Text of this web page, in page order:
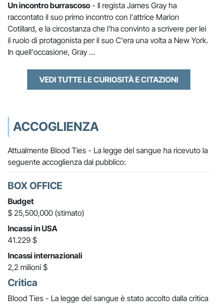
Un incontro burrascoso - Il regista James Gray ha
raccontato il suo primo incontro con l'attrice Marion
Cotillard, e la circostanza che l'ha convinto a scrivere per lei
il ruolo di protagonista per il suo C'era una volta a New York.
In quell'occasione, Gray …
VEDI TUTTE LE CURIOSITÀ E CITAZIONI
ACCOGLIENZA
Attualmente Blood Ties - La legge del sangue ha ricevuto la
seguente accoglienza dal pubblico:
BOX OFFICE
Budget
$ 25,500,000 (stimato)
Incassi in USA
41.229 $
Incassi internazionali
2,2 milioni $
Critica
Blood Ties - La legge del sangue è stato accolto dalla critica